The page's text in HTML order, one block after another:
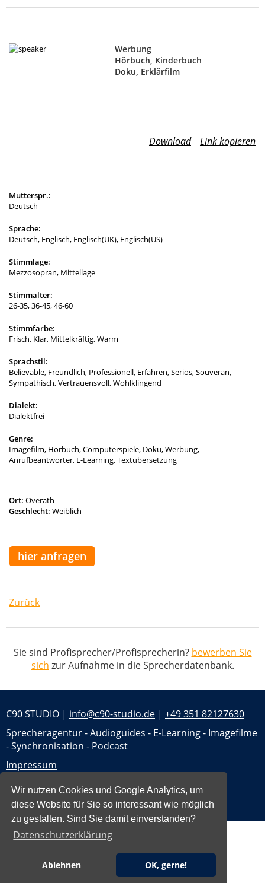
Wir nutzen Cookies und Google Analytics, um
diese Website für Sie so interessant wie möglich
zu gestalten. Sind Sie damit einverstanden?
Datenschutzerklärung
Ablehnen OK, gerne!
Werbung
Hörbuch, Kinderbuch
Doku, Erklärfilm
Ort: Overath
Geschlecht: Weiblich
hier anfragen
Zurück
Mutterspr.:
Deutsch
Sprache:
Deutsch, Englisch, Englisch(UK), Englisch(US)
Stimmlage:
Mezzosopran, Mittellage
Stimmalter:
26-35, 36-45, 46-60
Stimmfarbe:
Frisch, Klar, Mittelkräftig, Warm
Sprachstil:
Believable, Freundlich, Professionell, Erfahren, Seriös, Souverän,
Sympathisch, Vertrauensvoll, Wohlklingend
Dialekt:
Dialektfrei
Genre:
Imagefilm, Hörbuch, Computerspiele, Doku, Werbung,
Anrufbeantworter, E-Learning, Textübersetzung
Download Link kopieren
Sie sind Profisprecher/Profisprecherin? bewerben Sie
sich zur Aufnahme in die Sprecherdatenbank.
C90 STUDIO | info@c90-studio.de | +49 351 82127630
Sprecheragentur - Audioguides - E-Learning - Imagefilme
- Synchronisation - Podcast
Impressum
Datenschutz
Jobs